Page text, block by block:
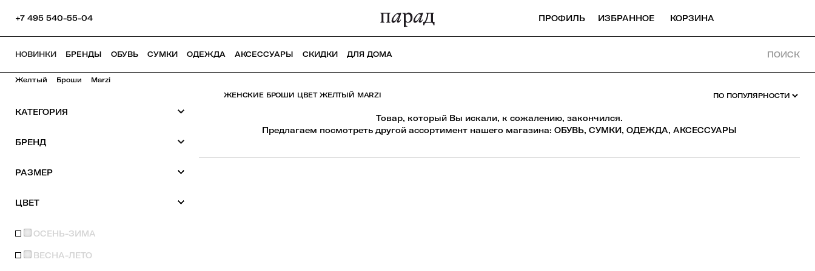
+7 495 540-55-04 ПРОФИЛЬ ИЗБРАННОЕ КОРЗИНА
НОВИНКИ БРЕНДЫ ОБУВЬ СУМКИ ОДЕЖДА АКСЕССУАРЫ СКИДКИ ДЛЯ ДОМА ПОИСК
Желтый Броши
Marzi
ЖЕНСКИЕ БРОШИ ЦВЕТ ЖЕЛТЫЙ MARZI
КАТЕГОРИЯ
БРЕНД
РАЗМЕР
ЦВЕТ
ОСЕНЬ-ЗИМА
ВЕСНА-ЛЕТО
Товар, который Вы искали, к сожалению, закончился.
Предлагаем посмотреть другой ассортимент нашего магазина: ОБУВЬ, СУМКИ, ОДЕЖДА, АКСЕССУАРЫ